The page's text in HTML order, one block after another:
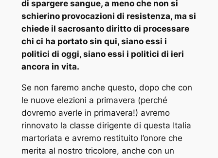
di spargere sangue, a meno che non si
schierino provocazioni di resistenza, ma si
chiede il sacrosanto diritto di processare
chi ci ha portato sin qui, siano essi i
politici di oggi, siano essi i politici di ieri
ancora in vita.
Se non faremo anche questo, dopo che con
le nuove elezioni a primavera (perché
dovremo averle in primavera!) avremo
rinnovato la classe dirigente di questa Italia
martoriata e avremo restituito l’onore che
merita al nostro tricolore, anche con un